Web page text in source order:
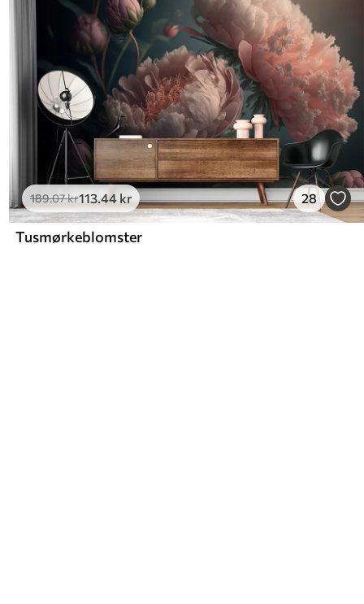
189.07kr113.44 kr 28
Tusmørkeblomster